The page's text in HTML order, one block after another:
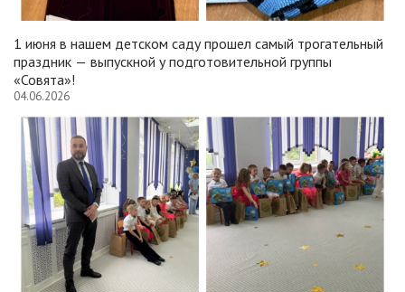
1 июня в нашем детском саду прошел самый трогательный
праздник — выпускной у подготовительной группы
«Совята»!
04.06.2026